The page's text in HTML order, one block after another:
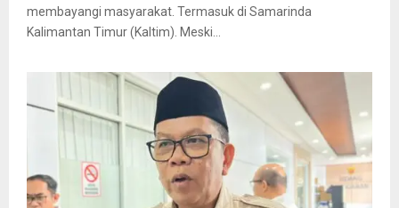
membayangi masyarakat. Termasuk di Samarinda
Kalimantan Timur (Kaltim). Meski...